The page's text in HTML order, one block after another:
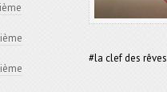
#la clef des